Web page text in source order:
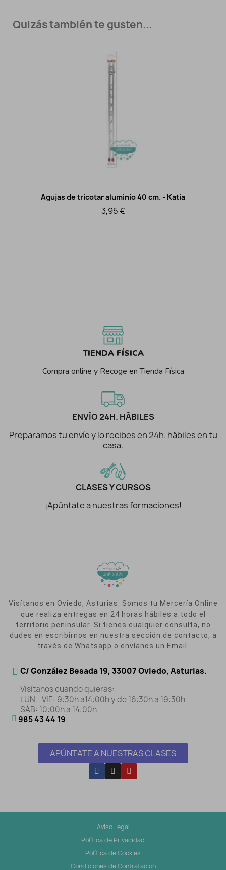
Quizás también te gusten...
Vista rápida
Agujas de tricotar aluminio 40 cm. - Katia
3,95 €
TIENDA FÍSICA
Compra online y Recoge en Tienda Física
ENVÍO 24H. HÁBILES
Preparamos tu envío y lo recibes en 24h. hábiles en tu
casa.
CLASES Y CURSOS
¡Apúntate a nuestras formaciones!
Visítanos en Oviedo, Asturias. Somos tu Mercería Online
que realiza entregas en 24 horas hábiles a todo el
territorio peninsular. Si tienes cualquier consulta, no
dudes en escribirnos en nuestra sección de contacto, a
través de Whatsapp o envíanos un Email.
C/ González Besada 19, 33007 Oviedo, Asturias.
Visítanos cuando quieras:
LUN - VIE: 9:30h a14:00h y de 16:30h a 19:30h
SÁB: 10:00h a 14:00h
985 43 44 19
APÚNTATE A NUESTRAS CLASES
Aviso Legal
Política de Privacidad
Política de Cookies
Condiciones de Contratación